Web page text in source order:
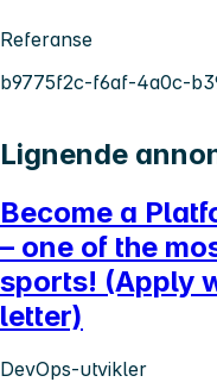
Referanse
b9775f2c-f6af-4a0c-
Lignende
Become a
– one of the
sports! (Apply
letter)
DevOps-utvikler